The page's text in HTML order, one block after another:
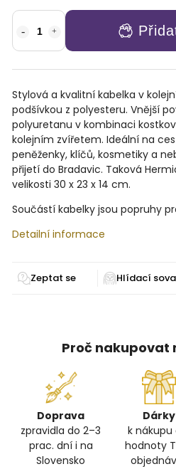
Stylová a kvalitní kabelka v
podšívkou z polyesteru. Vnější
polyuretanu v kombinaci
kolejním zvířetem. Ideální na
peněženky, klíčů, kosmetiky a
přijetí do Bradavic. Taková
velikosti 30 x 23 x 14 cm.
Součástí kabelky jsou popruhy
Detailní informace
Zeptat se
Proč nakupovat
Doprava
zpravidla do 2–3
prac. dní i na
Slovensko
Dárky
k nákupu
hodnoty